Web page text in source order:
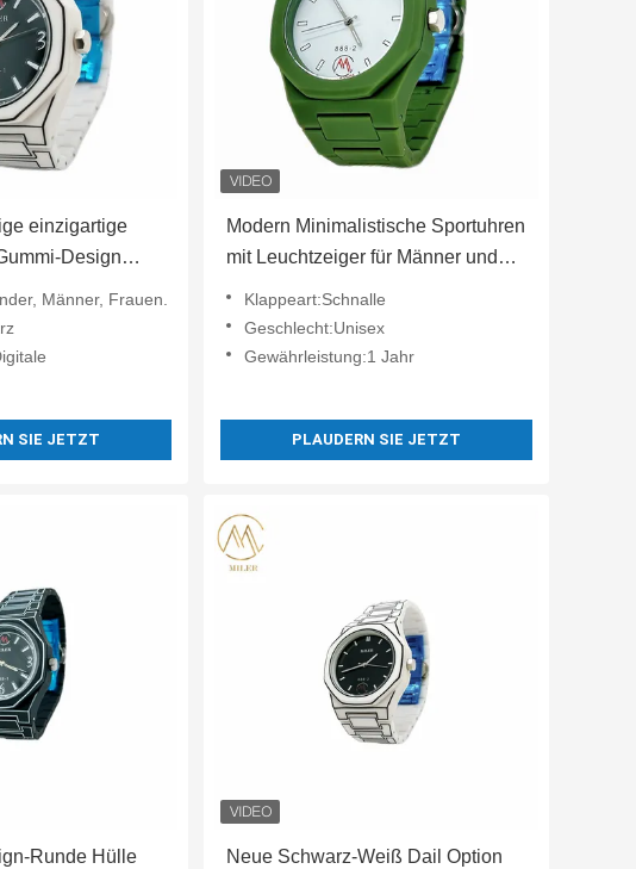
einzigartige
Design
Männer, Frauen.
SIE JETZT
Modern Minimalistische Sportuhren
mit Leuchtzeiger für Männer und
Klappeart:Schnalle
Geschlecht:Unisex
Gewährleistung:1 Jahr
PLAUDERN SIE JETZT
Runde Hülle
Neue Schwarz-Weiß Dail Option